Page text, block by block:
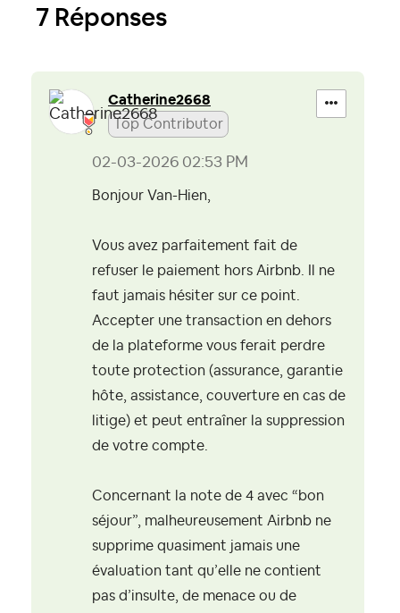
7 Réponses
Catherine2668
Top Contributor
‎02-03-2026 02:53 PM
Bonjour Van-Hien,
Vous avez parfaitement fait de
refuser le paiement hors Airbnb. Il ne
faut jamais hésiter sur ce point.
Accepter une transaction en dehors
de la plateforme vous ferait perdre
toute protection (assurance, garantie
hôte, assistance, couverture en cas de
litige) et peut entraîner la suppression
de votre compte.
Concernant la note de 4 avec “bon
séjour”, malheureusement Airbnb ne
supprime quasiment jamais une
évaluation tant qu’elle ne contient
pas d’insulte, de menace ou de